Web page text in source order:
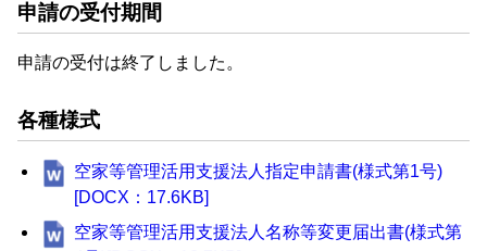
申請の受付期間
申請の受付は終了しました。
各種様式
空家等管理活用支援法人指定申請書(様式第1号)
[DOCX：17.6KB]
空家等管理活用支援法人名称等変更届出書(様式第